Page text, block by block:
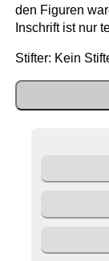
den Figuren
Inschrift ist nur
Stifter: Kein